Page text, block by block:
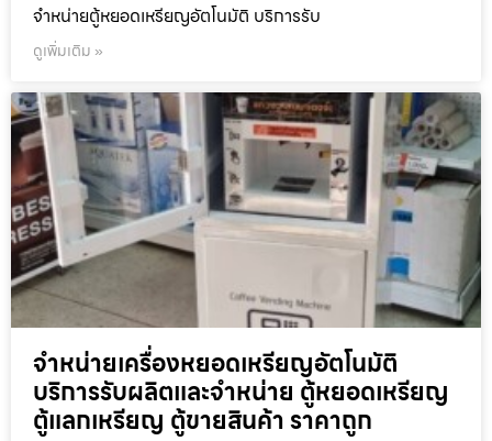
จำหน่ายตู้หยอดเหรียญ​อัตโนมัติ บริการรับ
ดูเพิ่มเติม »
จำหน่ายเครื่องหยอดเหรียญ​อัตโนมัติ
บริการรับผลิตและจำหน่าย ตู้หยอดเหรียญ
ตู้แลกเหรียญ ตู้ขายสินค้า ราคาถูก